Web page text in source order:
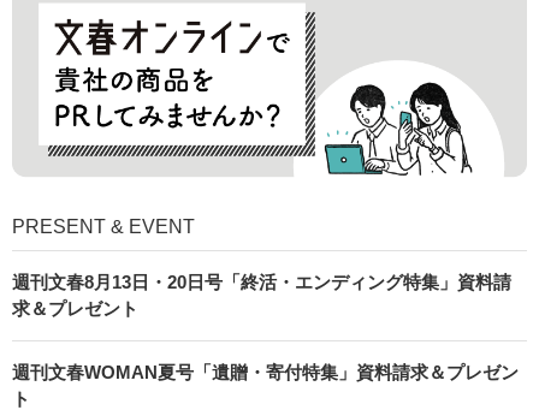
PRESENT & EVENT
週刊文春8月13日・20日号「終活・エンディング特集」資料請
求＆プレゼント
週刊文春WOMAN夏号「遺贈・寄付特集」資料請求＆プレゼン
ト